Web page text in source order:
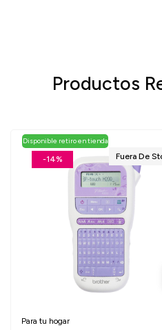
Productos
-14%
Disponible retiro en tienda
Fuera De
Para tu hogar